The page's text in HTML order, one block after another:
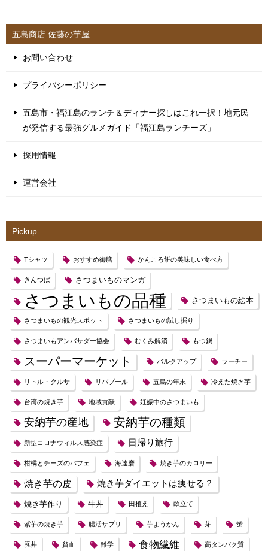
五島商店 佐藤の芋屋
お問い合わせ
プライバシーポリシー
五島市・福江島のランチ＆ディナー探しはこれ一択！地元民
が発信する最強グルメガイド「福江島ランチーズ」
採用情報
運営会社
Pickup
Tシャツ おすすめ御膳 かんころ餅の美味しい食べ方
きんつば さつまいものマンガ
さつまいもの品種 さつまいもの絵本
さつまいもの観光スポット さつまいもの試し掘り
さつまいもアンバサダー協会 むくみ解消 もつ鍋
スーパーマーケット バルクアップ ラーチー
リトル・クルサ リバプール 五島の年末 冷えた焼き芋
台湾の焼き芋 地域貢献 妊娠中のさつまいも
安納芋の産地 安納芋の種類
新型コロナウィルス感染症 日帰り旅行
柑橘とチーズのパフェ 海達磨 焼き芋のカロリー
焼き芋の皮 焼き芋ダイエットは痩せる？
焼き芋作り 牛丼 田植え 畝立て
紫芋の焼き芋 腸活サプリ 芋ようかん 芽 蛍
豚丼 貧血 雑学 食物繊維 高タンパク質